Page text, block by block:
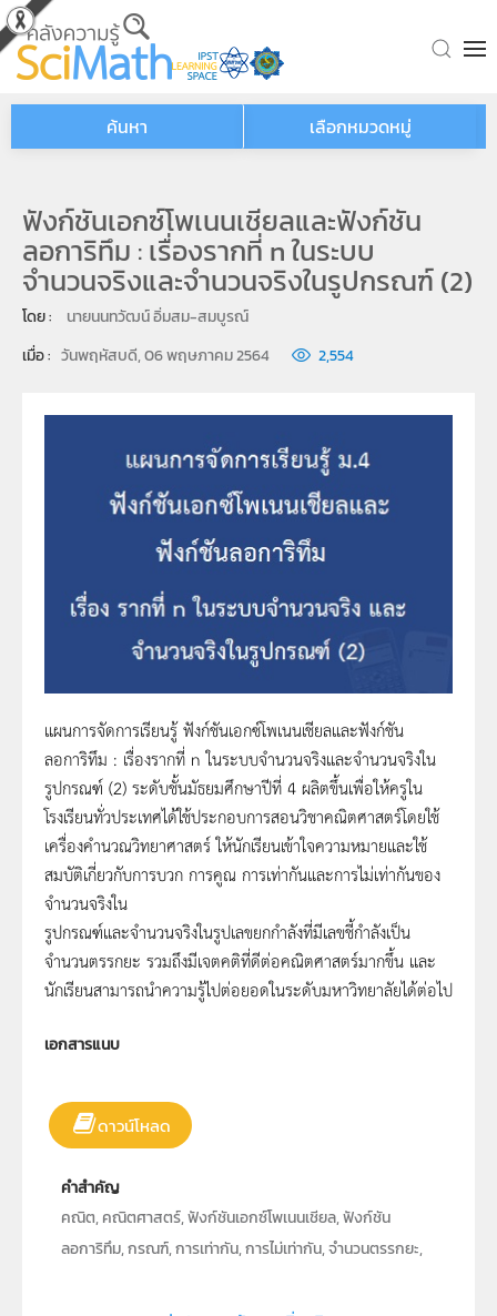
Skip to main content
ค้นหา เลือกหมวดหมู่
ฟังก์ชันเอกซ์โพเนนเชียลและฟังก์ชัน
ลอการิทึม : เรื่องรากที่ n ในระบบ
จำนวนจริงและจำนวนจริงในรูปกรณฑ์ (2)
โดย :
นายนนทวัฒน์ อิ่มสม-สมบูรณ์
เมื่อ : วันพฤหัสบดี, 06 พฤษภาคม 2564 2,554
แผนการจัดการเรียนรู้ ฟังก์ชันเอกซ์โพเนนเชียลและฟังก์ชัน
ลอการิทึม : เรื่องรากที่ n ในระบบจำนวนจริงและจำนวนจริงใน
รูปกรณฑ์ (2) ระดับชั้นมัธยมศึกษาปีที่ 4 ผลิตขึ้นเพื่อให้ครูใน
โรงเรียนทั่วประเทศได้ใช้ประกอบการสอนวิชาคณิตศาสตร์โดยใช้
เครื่องคำนวณวิทยาศาสตร์ ให้นักเรียนเข้าใจความหมายและใช้
สมบัติเกี่ยวกับการบวก การคูณ การเท่ากันและการไม่เท่ากันของ
จำนวนจริงใน
รูปกรณฑ์และจำนวนจริงในรูปเลขยกกำลังที่มีเลขชี้กำลังเป็น
จำนวนตรรกยะ รวมถึงมีเจตคติที่ดีต่อคณิตศาสตร์มากขึ้น และ
นักเรียนสามารถนำความรู้ไปต่อยอดในระดับมหาวิทยาลัยได้ต่อไป
เอกสารแนบ
ดาวน์โหลด
คำสำคัญ
คณิต, คณิตศาสตร์, ฟังก์ชันเอกซ์โพเนนเชียล, ฟังก์ชัน
ลอการิทึม, กรณฑ์, การเท่ากัน, การไม่เท่ากัน, จำนวนตรรกยะ,